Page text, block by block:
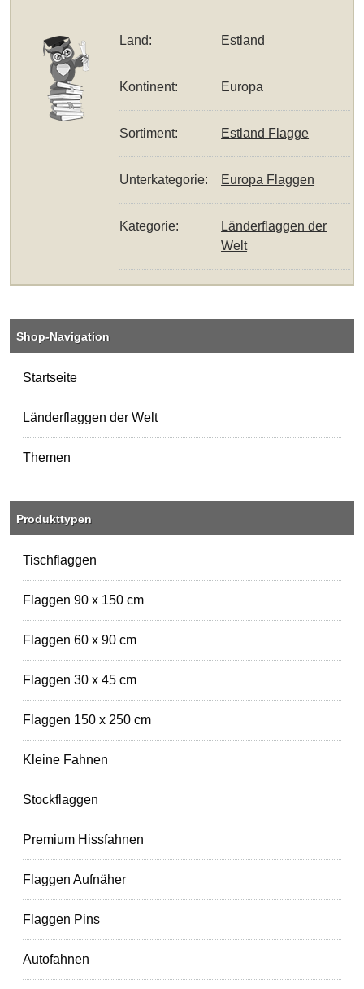
Land: Estland
Kontinent: Europa
Sortiment: Estland Flagge
Unterkategorie: Europa Flaggen
Kategorie:
Länderflaggen der
Welt
Shop-Navigation
Startseite
Länderflaggen der Welt
Themen
Produkttypen
Tischflaggen
Flaggen 90 x 150 cm
Flaggen 60 x 90 cm
Flaggen 30 x 45 cm
Flaggen 150 x 250 cm
Kleine Fahnen
Stockflaggen
Premium Hissfahnen
Flaggen Aufnäher
Flaggen Pins
Autofahnen